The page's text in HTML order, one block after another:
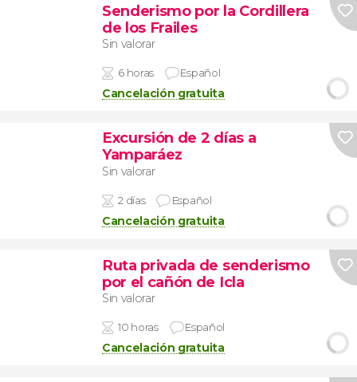
Senderismo por la Cordillera
de los Frailes
Sin valorar
6 horas Español
Cancelación gratuita
Excursión de 2 días a
Yamparáez
Sin valorar
2 días Español
Cancelación gratuita
Ruta privada de senderismo
por el cañón de Icla
Sin valorar
10 horas Español
Cancelación gratuita